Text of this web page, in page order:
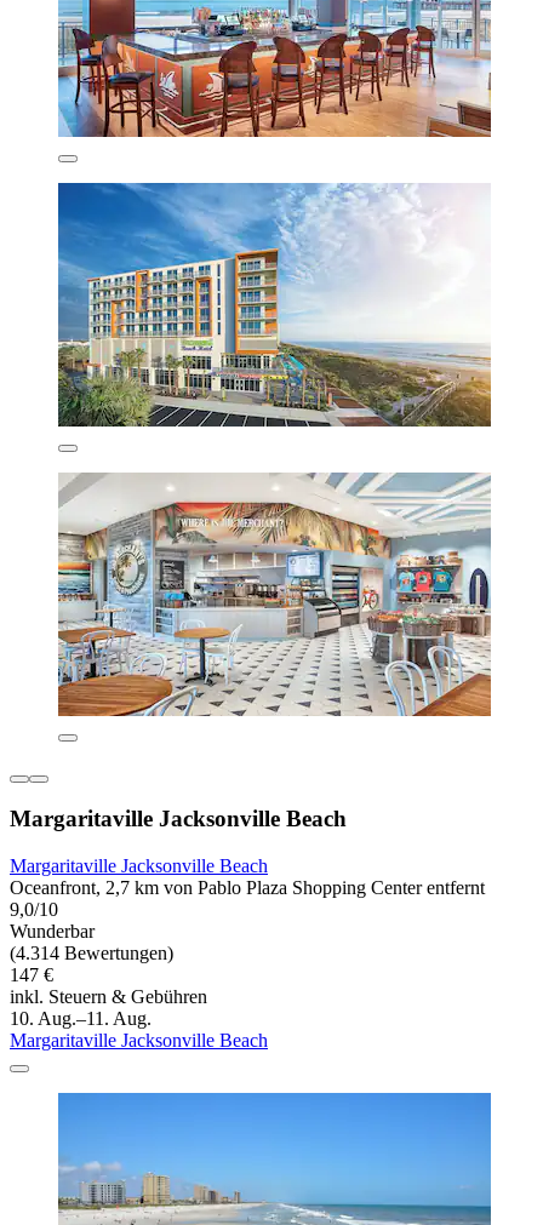
Margaritaville Jacksonville Beach
Margaritaville Jacksonville Beach
Oceanfront, 2,7 km von Pablo Plaza Shopping Center entfernt
9,0/10
Wunderbar
(4.314 Bewertungen)
147 €
inkl. Steuern & Gebühren
10. Aug.–11. Aug.
Margaritaville Jacksonville Beach